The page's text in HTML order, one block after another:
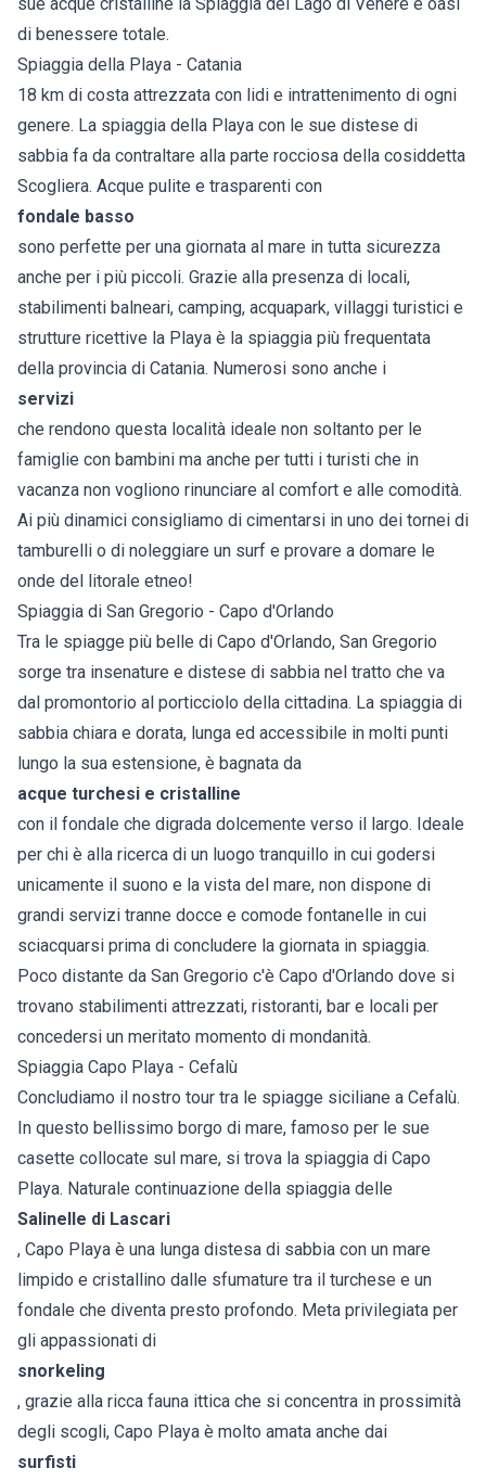
sue acque cristalline la Spiaggia del Lago di Venere è oasi
di benessere totale.
Spiaggia della Playa - Catania
18 km di costa attrezzata con lidi e intrattenimento di ogni
genere. La spiaggia della Playa con le sue distese di
sabbia fa da contraltare alla parte rocciosa della cosiddetta
Scogliera. Acque pulite e trasparenti con
fondale basso
sono perfette per una giornata al mare in tutta sicurezza
anche per i più piccoli. Grazie alla presenza di locali,
stabilimenti balneari, camping, acquapark, villaggi turistici e
strutture ricettive la Playa è la spiaggia più frequentata
della provincia di Catania. Numerosi sono anche i
servizi
che rendono questa località ideale non soltanto per le
famiglie con bambini ma anche per tutti i turisti che in
vacanza non vogliono rinunciare al comfort e alle comodità.
Ai più dinamici consigliamo di cimentarsi in uno dei tornei di
tamburelli o di noleggiare un surf e provare a domare le
onde del litorale etneo!
Spiaggia di San Gregorio - Capo d'Orlando
Tra le spiagge più belle di Capo d'Orlando, San Gregorio
sorge tra insenature e distese di sabbia nel tratto che va
dal promontorio al porticciolo della cittadina. La spiaggia di
sabbia chiara e dorata, lunga ed accessibile in molti punti
lungo la sua estensione, è bagnata da
acque turchesi e cristalline
con il fondale che digrada dolcemente verso il largo. Ideale
per chi è alla ricerca di un luogo tranquillo in cui godersi
unicamente il suono e la vista del mare, non dispone di
grandi servizi tranne docce e comode fontanelle in cui
sciacquarsi prima di concludere la giornata in spiaggia.
Poco distante da San Gregorio c'è Capo d'Orlando dove si
trovano stabilimenti attrezzati, ristoranti, bar e locali per
concedersi un meritato momento di mondanità.
Spiaggia Capo Playa - Cefalù
Concludiamo il nostro tour tra le spiagge siciliane a Cefalù.
In questo bellissimo borgo di mare, famoso per le sue
casette collocate sul mare, si trova la spiaggia di Capo
Playa. Naturale continuazione della spiaggia delle
Salinelle di Lascari
, Capo Playa è una lunga distesa di sabbia con un mare
limpido e cristallino dalle sfumature tra il turchese e un
fondale che diventa presto profondo. Meta privilegiata per
gli appassionati di
snorkeling
, grazie alla ricca fauna ittica che si concentra in prossimità
degli scogli, Capo Playa è molto amata anche dai
surfisti